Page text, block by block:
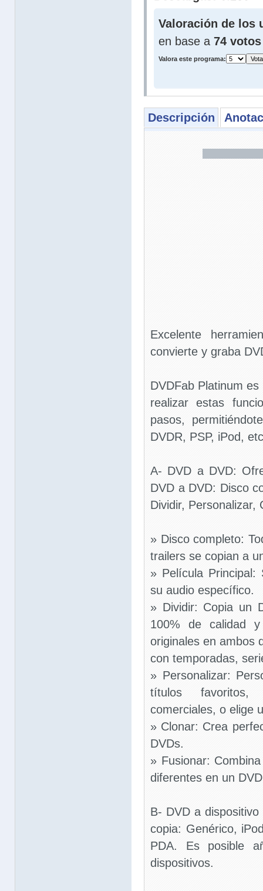
Valoración de los
en base a 74 votos
Valora este programa:
Descripción
Excelente
convierte y graba
DVDFab Platinum
realizar estas
pasos,
DVDR, PSP, iPod,
A- DVD a DVD:
DVD a DVD: Disco
Dividir, Personalizar,
» Disco completo:
trailers se copian a
» Película Principal:
su audio específico.
» Dividir: Copia un
100% de calidad
originales en ambos
con temporadas,
» Personalizar:
títulos
comerciales, o elige
» Clonar: Crea
DVDs.
» Fusionar:
diferentes en un
B- DVD a
copia: Genérico,
PDA. Es posible
dispositivos.